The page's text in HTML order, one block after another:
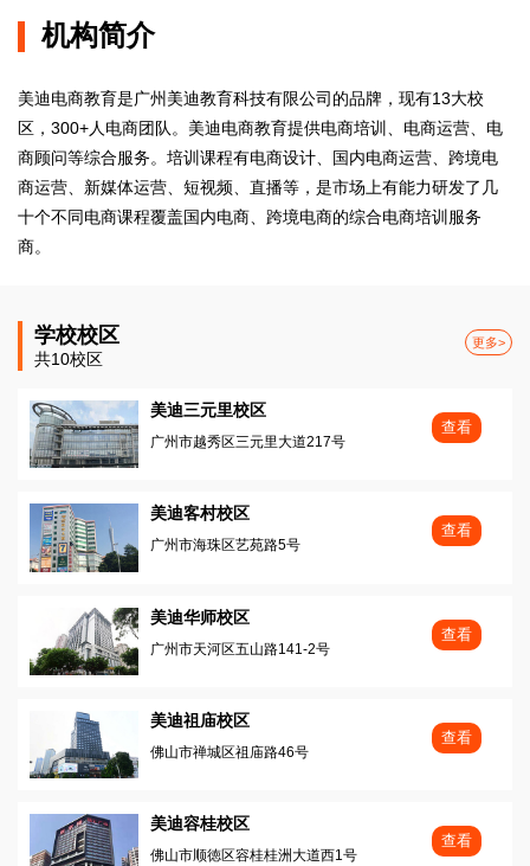
机构简介
美迪电商教育是广州美迪教育科技有限公司的品牌，现有13大校
区，300+人电商团队。美迪电商教育提供电商培训、电商运营、电
商顾问等综合服务。培训课程有电商设计、国内电商运营、跨境电
商运营、新媒体运营、短视频、直播等，是市场上有能力研发了几
十个不同电商课程覆盖国内电商、跨境电商的综合电商培训服务
商。
学校校区
共10校区
更多>
美迪三元里校区
广州市越秀区三元里大道217号
查看
美迪客村校区
广州市海珠区艺苑路5号
查看
美迪华师校区
广州市天河区五山路141-2号
查看
美迪祖庙校区
佛山市禅城区祖庙路46号
查看
美迪容桂校区
佛山市顺徳区容桂桂洲大道西1号
查看